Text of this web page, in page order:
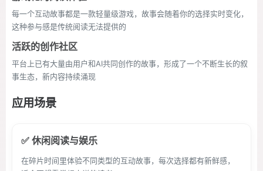
每一个互动故事都是一款轻量级游戏，故事会随着你的选择实时变化，
这种参与感是传统阅读无法提供的
活跃的创作社区
平台上已有大量由用户和AI共同创作的故事，形成了一个不断生长的叙
事生态，新内容持续涌现
应用场景
✅ 休闲阅读与娱乐
在碎片时间里体验不同类型的互动故事，每次选择都有新鲜感，